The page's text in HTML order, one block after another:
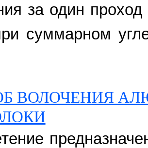
за один
суммарном
ВОЛОЧЕНИЯ